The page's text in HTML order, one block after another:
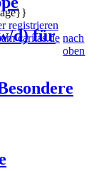
d) für
registrieren
caritas.de nach
oben